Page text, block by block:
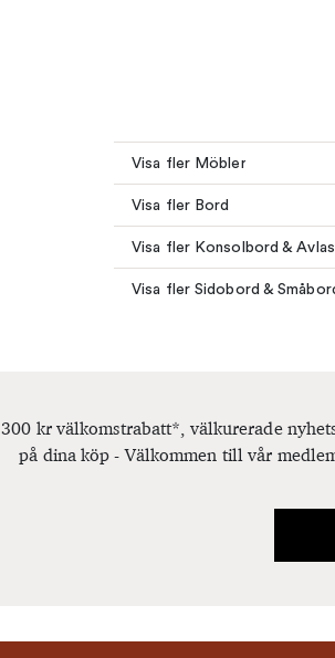
Visa fler Möbler
Visa fler Bord
Visa fler Konsolbord &
Visa fler Sidobord &
300 kr välkomstrabatt*, välkurerade
på dina köp - Välkommen till vår